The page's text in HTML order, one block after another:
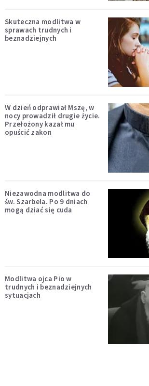
Skuteczna modlitwa w
sprawach trudnych i
beznadziejnych
W dzień odprawiał Mszę, w
nocy prowadził drugie życie.
Przełożony kazał mu
opuścić zakon
Niezawodna modlitwa do
św. Szarbela. Po 9 dniach
mogą dziać się cuda
Modlitwa ojca Pio w
trudnych i beznadziejnych
sytuacjach